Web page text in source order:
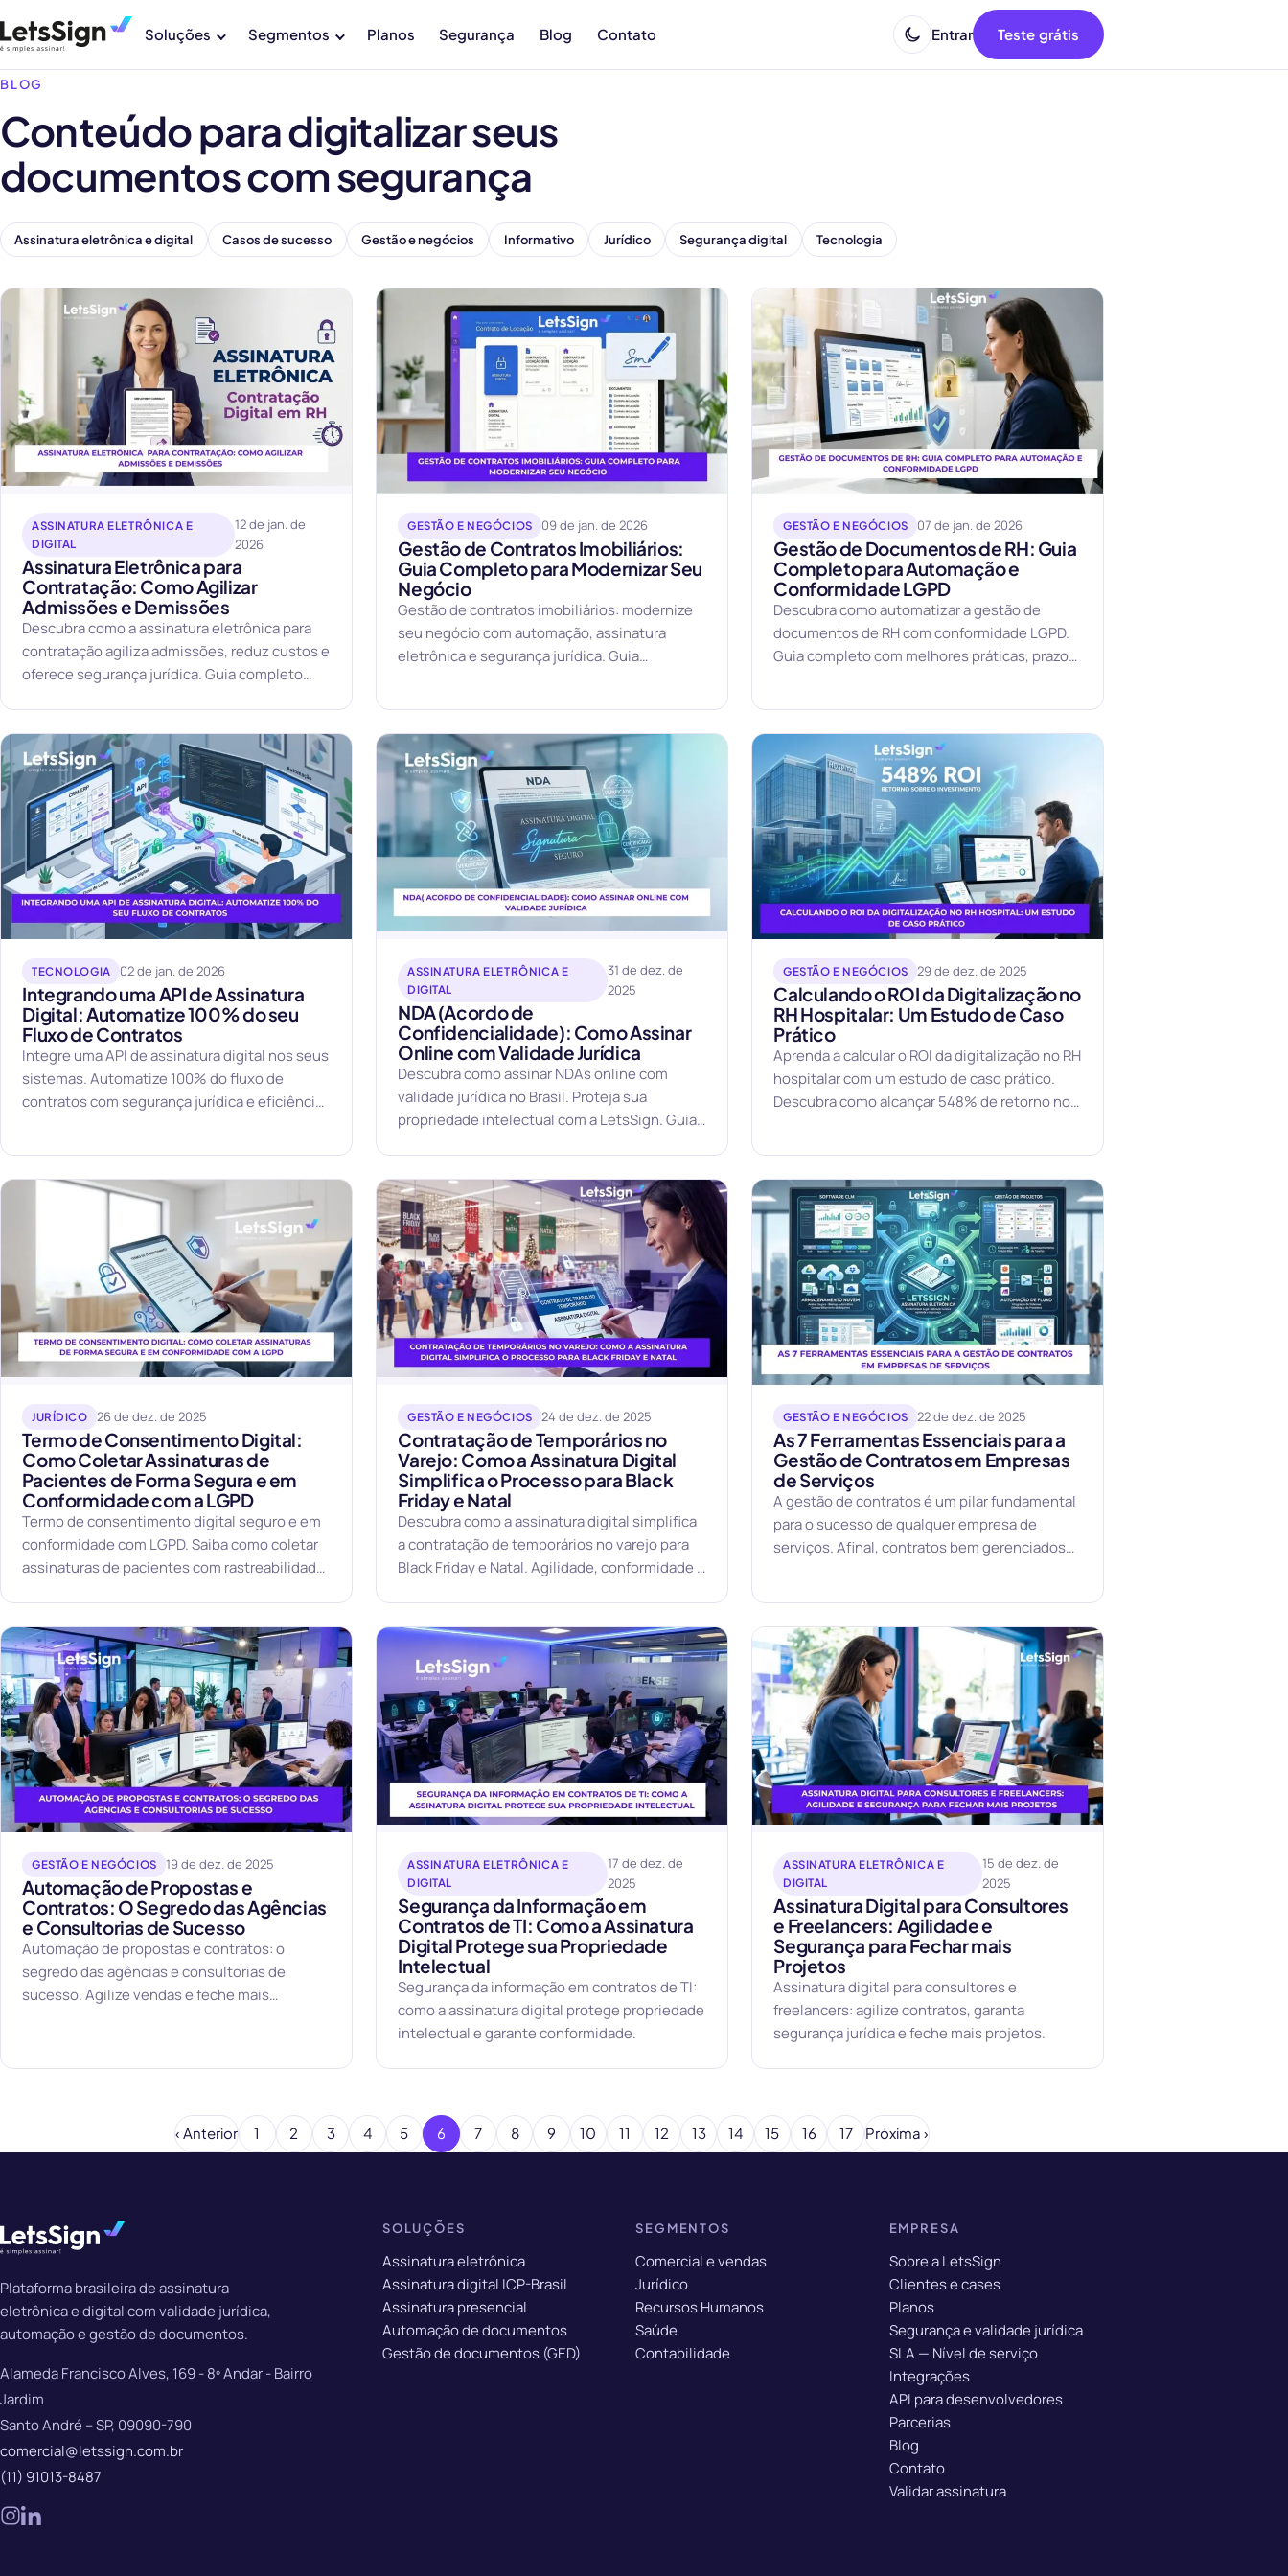
Soluções Segmentos Planos Segurança Blog Contato Entrar Teste grátis
BLOG
Conteúdo para digitalizar seus
documentos com segurança
Assinatura eletrônica e digital Casos de sucesso Gestão e negócios Informativo Jurídico Segurança digital Tecnologia
ASSINATURA ELETRÔNICA E
DIGITAL
12 de jan. de
2026
Assinatura Eletrônica para
Contratação: Como Agilizar
Admissões e Demissões
Descubra como a assinatura eletrônica para
contratação agiliza admissões, reduz custos e
oferece segurança jurídica. Guia completo
GESTÃO E NEGÓCIOS 09 de jan. de 2026
Gestão de Contratos Imobiliários:
Guia Completo para Modernizar Seu
Negócio
Gestão de contratos imobiliários: modernize
seu negócio com automação, assinatura
eletrônica e segurança jurídica. Guia
GESTÃO E NEGÓCIOS 07 de jan. de 2026
Gestão de Documentos de RH: Guia
Completo para Automação e
Conformidade LGPD
Descubra como automatizar a gestão de
documentos de RH com conformidade LGPD.
Guia completo com melhores práticas, prazos
TECNOLOGIA 02 de jan. de 2026
Integrando uma API de Assinatura
Digital: Automatize 100% do seu
Fluxo de Contratos
Integre uma API de assinatura digital nos seus
sistemas. Automatize 100% do fluxo de
contratos com segurança jurídica e eficiência.
ASSINATURA ELETRÔNICA E
DIGITAL
31 de dez. de
2025
NDA (Acordo de
Confidencialidade): Como Assinar
Online com Validade Jurídica
Descubra como assinar NDAs online com
validade jurídica no Brasil. Proteja sua
propriedade intelectual com a LetsSign. Guia
GESTÃO E NEGÓCIOS 29 de dez. de 2025
Calculando o ROI da Digitalização no
RH Hospitalar: Um Estudo de Caso
Prático
Aprenda a calcular o ROI da digitalização no RH
hospitalar com um estudo de caso prático.
Descubra como alcançar 548% de retorno no
JURÍDICO 26 de dez. de 2025
Termo de Consentimento Digital:
Como Coletar Assinaturas de
Pacientes de Forma Segura e em
Conformidade com a LGPD
Termo de consentimento digital seguro e em
conformidade com LGPD. Saiba como coletar
assinaturas de pacientes com rastreabilidade
GESTÃO E NEGÓCIOS 24 de dez. de 2025
Contratação de Temporários no
Varejo: Como a Assinatura Digital
Simplifica o Processo para Black
Friday e Natal
Descubra como a assinatura digital simplifica
a contratação de temporários no varejo para
Black Friday e Natal. Agilidade, conformidade e
GESTÃO E NEGÓCIOS 22 de dez. de 2025
As 7 Ferramentas Essenciais para a
Gestão de Contratos em Empresas
de Serviços
A gestão de contratos é um pilar fundamental
para o sucesso de qualquer empresa de
serviços. Afinal, contratos bem gerenciados
GESTÃO E NEGÓCIOS 19 de dez. de 2025
Automação de Propostas e
Contratos: O Segredo das Agências
e Consultorias de Sucesso
Automação de propostas e contratos: o
segredo das agências e consultorias de
sucesso. Agilize vendas e feche mais
ASSINATURA ELETRÔNICA E
DIGITAL
17 de dez. de
2025
Segurança da Informação em
Contratos de TI: Como a Assinatura
Digital Protege sua Propriedade
Intelectual
Segurança da informação em contratos de TI:
como a assinatura digital protege propriedade
intelectual e garante conformidade.
ASSINATURA ELETRÔNICA E
DIGITAL
15 de dez. de
2025
Assinatura Digital para Consultores
e Freelancers: Agilidade e
Segurança para Fechar mais
Projetos
Assinatura digital para consultores e
freelancers: agilize contratos, garanta
segurança jurídica e feche mais projetos.
‹ Anterior 1 2 3 4 5 6 7 8 9 10 11 12 13 14 15 16 17 Próxima ›
Plataforma brasileira de assinatura
eletrônica e digital com validade jurídica,
automação e gestão de documentos.
Alameda Francisco Alves, 169 - 8º Andar - Bairro
Jardim
Santo André – SP, 09090-790
comercial@letssign.com.br
(11) 91013-8487
SOLUÇÕES
Assinatura eletrônica
Assinatura digital ICP-Brasil
Assinatura presencial
Automação de documentos
Gestão de documentos (GED)
SEGMENTOS
Comercial e vendas
Jurídico
Recursos Humanos
Saúde
Contabilidade
EMPRESA
Sobre a LetsSign
Clientes e cases
Planos
Segurança e validade jurídica
SLA — Nível de serviço
Integrações
API para desenvolvedores
Parcerias
Blog
Contato
Validar assinatura